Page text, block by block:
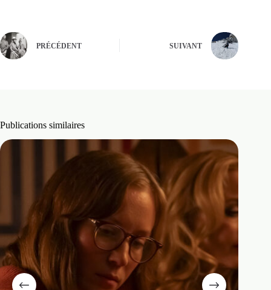
PRÉCÉDENT SUIVANT
Publications similaires